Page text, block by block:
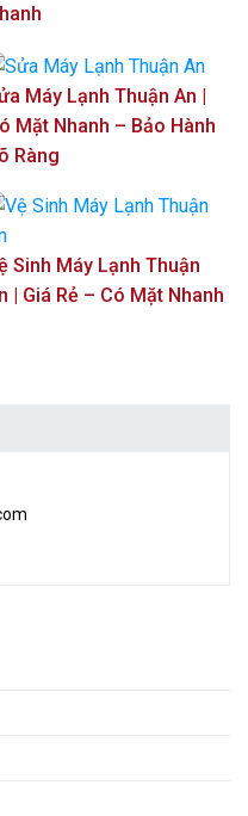
Máy Lạnh Thuận An |
Mặt Nhanh – Bảo Hành
Ràng
Sinh Máy Lạnh Thuận
| Giá Rẻ – Có Mặt Nhanh